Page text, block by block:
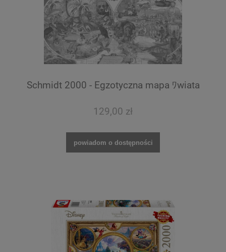
Schmidt 2000 - Egzotyczna mapa ﾜwiata
129,00 zł
powiadom o dostępności